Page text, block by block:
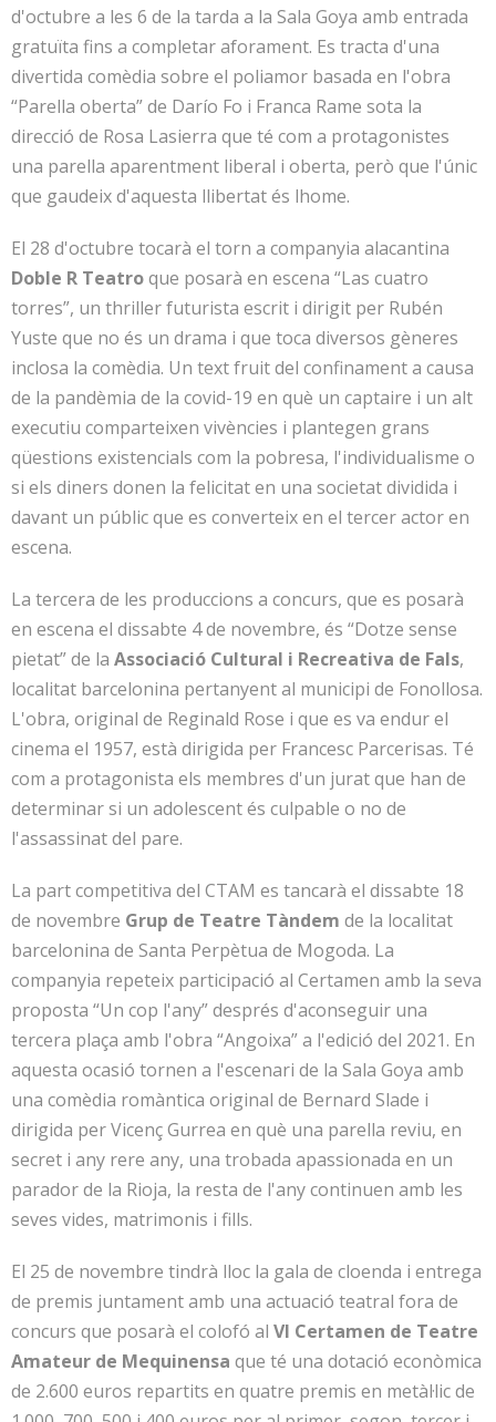
d'octubre a les 6 de la tarda a la Sala Goya amb entrada
gratuïta fins a completar aforament. Es tracta d'una
divertida comèdia sobre el poliamor basada en l'obra
“Parella oberta” de Darío Fo i Franca Rame sota la
direcció de Rosa Lasierra que té com a protagonistes
una parella aparentment liberal i oberta, però que l'únic
que gaudeix d'aquesta llibertat és lhome.
El 28 d'octubre tocarà el torn a companyia alacantina
Doble R Teatroque posarà en escena “Las cuatro
torres”, un thriller futurista escrit i dirigit per Rubén
Yuste que no és un drama i que toca diversos gèneres
inclosa la comèdia. Un text fruit del confinament a causa
de la pandèmia de la covid-19 en què un captaire i un alt
executiu comparteixen vivències i plantegen grans
qüestions existencials com la pobresa, l'individualisme o
si els diners donen la felicitat en una societat dividida i
davant un públic que es converteix en el tercer actor en
escena.
La tercera de les produccions a concurs, que es posarà
en escena el dissabte 4 de novembre, és “Dotze sense
pietat” de la Associació Cultural i Recreativa de Fals,
localitat barcelonina pertanyent al municipi de Fonollosa.
L'obra, original de Reginald Rose i que es va endur el
cinema el 1957, està dirigida per Francesc Parcerisas. Té
com a protagonista els membres d'un jurat que han de
determinar si un adolescent és culpable o no de
l'assassinat del pare.
La part competitiva del CTAM es tancarà el dissabte 18
de novembre Grup de Teatre Tàndem de la localitat
barcelonina de Santa Perpètua de Mogoda. La
companyia repeteix participació al Certamen amb la seva
proposta “Un cop l'any” després d'aconseguir una
tercera plaça amb l'obra “Angoixa” a l'edició del 2021. En
aquesta ocasió tornen a l'escenari de la Sala Goya amb
una comèdia romàntica original de Bernard Slade i
dirigida per Vicenç Gurrea en què una parella reviu, en
secret i any rere any, una trobada apassionada en un
parador de la Rioja, la resta de l'any continuen amb les
seves vides, matrimonis i fills.
El 25 de novembre tindrà lloc la gala de cloenda i entrega
de premis juntament amb una actuació teatral fora de
concurs que posarà el colofó ​​al VI Certamen de Teatre
Amateur de Mequinensa que té una dotació econòmica
de 2.600 euros repartits en quatre premis en metàl·lic de